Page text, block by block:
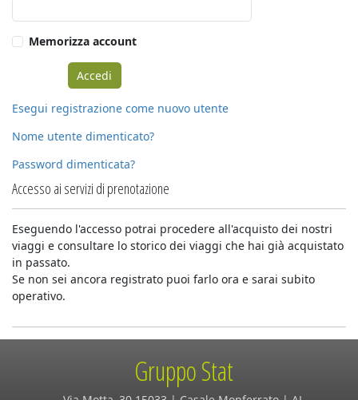
Memorizza account
Esegui registrazione come nuovo utente
Nome utente dimenticato?
Password dimenticata?
Accesso ai servizi di prenotazione
Eseguendo l'accesso potrai procedere all'acquisto dei nostri
viaggi e consultare lo storico dei viaggi che hai già acquistato
in passato.
Se non sei ancora registrato puoi farlo ora e sarai subito
operativo.
Gruppo Stat